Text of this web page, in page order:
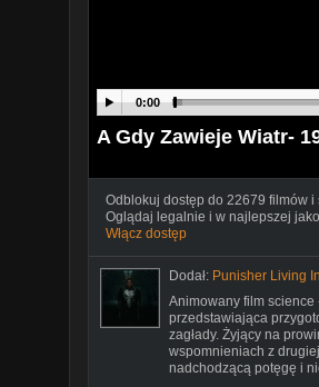
0:00
A Gdy Zawieje Wiatr-
Odblokuj dostęp do 22679 filmów
Oglądaj legalnie i w najlepszej
Włącz dostęp
Dodał: Punisher Living
Animowany film science
przedstawiająca
zagłady. Żyjący na
wspomnieniach z
nadchodzącą potęgę i